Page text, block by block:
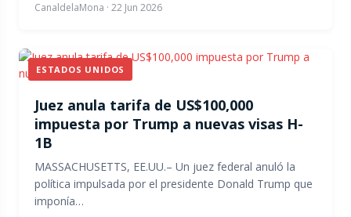
CanaldelaMona · 22 Jun 2026
ESTADOS UNIDOS
Juez anula tarifa de US$100,000
impuesta por Trump a nuevas visas H-
1B
MASSACHUSETTS, EE.UU.– Un juez federal anuló la
política impulsada por el presidente Donald Trump que
imponía…